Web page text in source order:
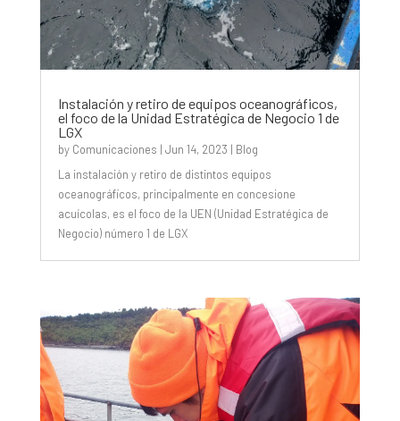
Instalación y retiro de equipos oceanográficos,
el foco de la Unidad Estratégica de Negocio 1 de
LGX
by Comunicaciones | Jun 14, 2023 | Blog
La instalación y retiro de distintos equipos
oceanográficos, principalmente en concesione
acuícolas, es el foco de la UEN (Unidad Estratégica de
Negocio) número 1 de LGX